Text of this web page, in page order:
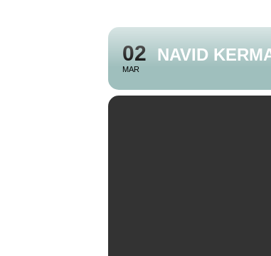
02
MAR
NAVID